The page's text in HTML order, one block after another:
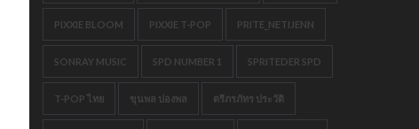
PIXXIE BLOOM PIXXIE T-POP PRITE_NETIJENN
SONRAY MUSIC SPD NUMBER 1 SPRITEDER SPD
T-POP ไทย ขุนพล ปองพล ตรีภรภัทร ประวัติ